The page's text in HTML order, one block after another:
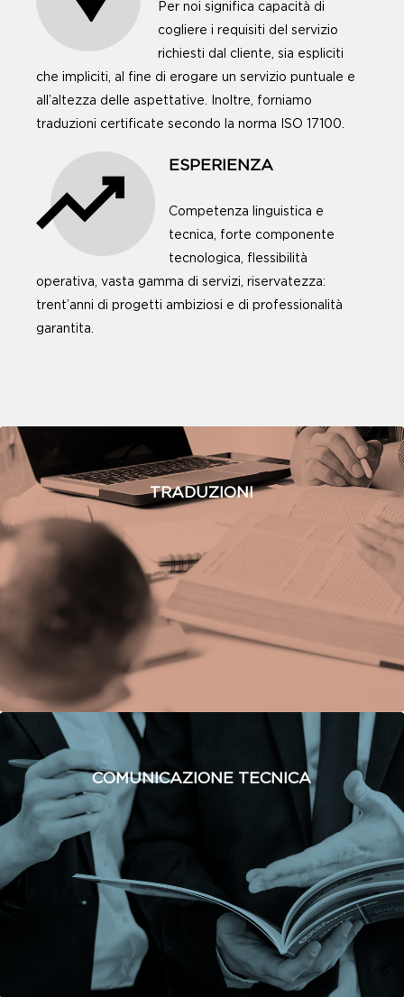
Per noi significa capacità di
cogliere i requisiti del servizio
richiesti dal cliente, sia espliciti
che impliciti, al fine di erogare un servizio puntuale e
all’altezza delle aspettative. Inoltre, forniamo
traduzioni certificate secondo la norma ISO 17100.
ESPERIENZA
Competenza linguistica e
tecnica, forte componente
tecnologica, flessibilità
operativa, vasta gamma di servizi, riservatezza:
trent’anni di progetti ambiziosi e di professionalità
garantita.
TRADUZIONI
COMUNICAZIONE TECNICA